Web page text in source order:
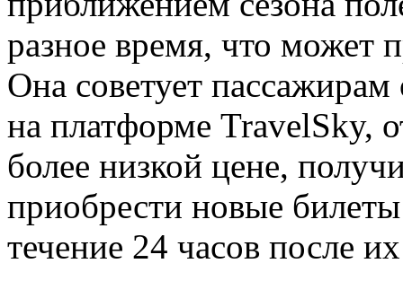
разное время, что может
Она советует
на платформе TravelSky,
более низкой цене,
приобрести новые
течение 24 часов после